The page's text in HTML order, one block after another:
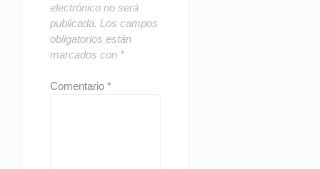
electrónico no será
publicada. Los campos
obligatorios están
marcados con *
Comentario*